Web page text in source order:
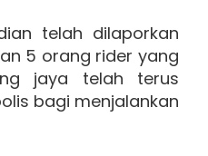
telah dilaporkan
5 orang rider yang
jaya telah terus
bagi menjalankan